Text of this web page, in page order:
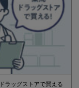
ラッグストアで買える